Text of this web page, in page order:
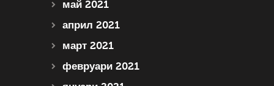
май 2021
април 2021
март 2021
февруари 2021